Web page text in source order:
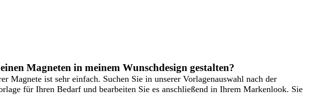
Magneten in meinem Wunschdesign gestalten?
Magnete ist sehr einfach. Suchen Sie in unserer Vorlagenauswahl nach der
für Ihren Bedarf und bearbeiten Sie es anschließend in Ihrem Markenlook. Sie